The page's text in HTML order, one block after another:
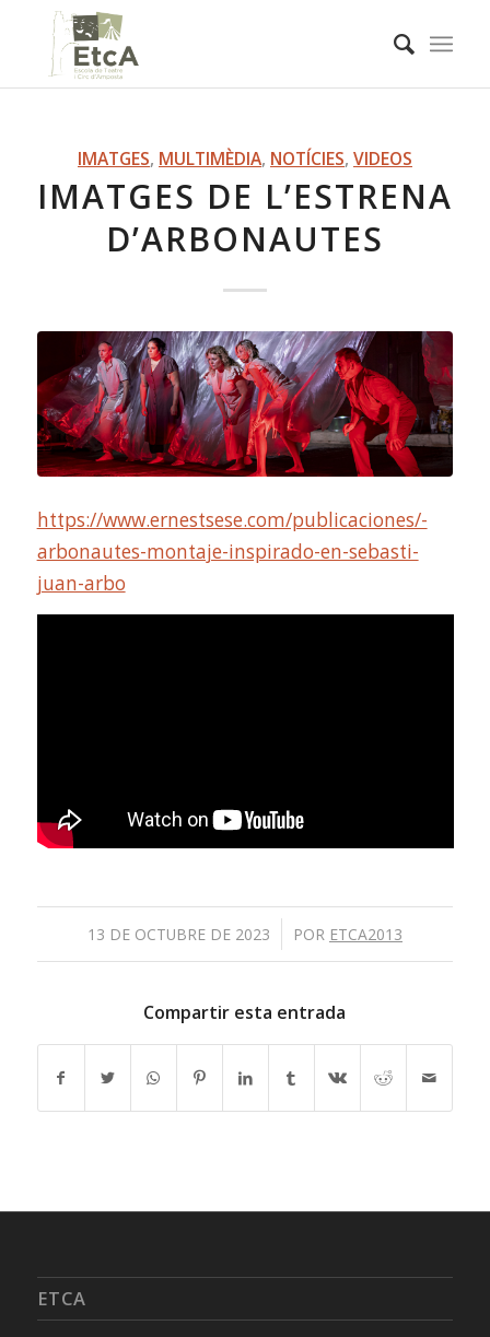
IMATGES, MULTIMÈDIA, NOTÍCIES, VIDEOS
IMATGES DE L’ESTRENA
D’ARBONAUTES
https://www.ernestsese.com/publicaciones/-
arbonautes-montaje-inspirado-en-sebasti-
juan-arbo
13 DE OCTUBRE DE 2023
/ POR ETCA2013
Compartir esta entrada
ETCA